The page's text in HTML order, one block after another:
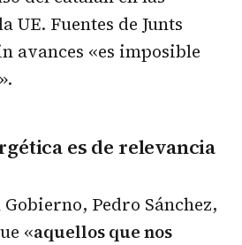
UE. Fuentes de Junts
avances «es imposible
es de relevancia
Pedro Sánchez,
«aquellos que nos